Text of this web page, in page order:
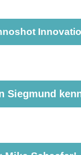
Siegmund